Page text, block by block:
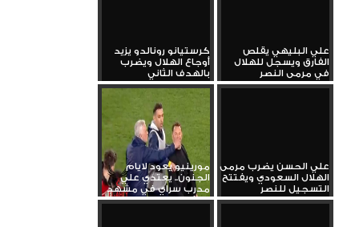
علي البليهي يقلص
الفارق ويسجل للهلال
في مرمى النصر
كرستيانو رونالدو يزيد
أوجاع الهلال ويضرب
بالهدف الثاني
علي الحسن يضرب مرمى
الهلال السعودي ويفتتح
التسجيل للنصر
مورينيو يعود لايام
الجنون.. يعتدي علي
مدرب سراي في مشهد
كارثي